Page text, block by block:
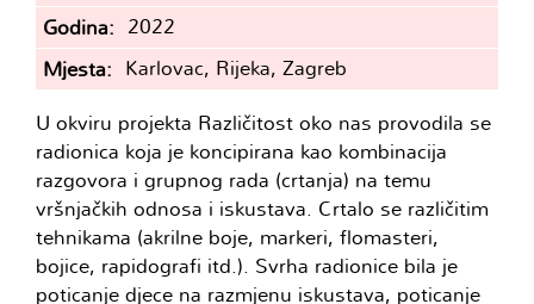
Godina
2022
Mjesta
Karlovac, Rijeka, Zagreb
U okviru projekta Različitost oko nas provodila se
radionica koja je koncipirana kao kombinacija
razgovora i grupnog rada (crtanja) na temu
vršnjačkih odnosa i iskustava. Crtalo se različitim
tehnikama (akrilne boje, markeri, flomasteri,
bojice, rapidografi itd.). Svrha radionice bila je
poticanje djece na razmjenu iskustava, poticanje